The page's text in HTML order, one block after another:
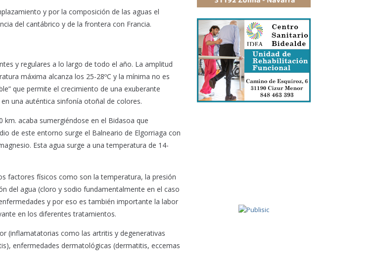
y por la composición de las aguas el
del cantábrico y de la frontera con Francia.
y regulares a lo largo de todo el año. La amplitud
máxima alcanza los 25-28ºC y la mínima no es
que permite el crecimiento de una exuberante
una auténtica sinfonía otoñal de colores.
km. acaba sumergiéndose en el Bidasoa que
de este entorno surge el Balneario de Elgorriaga con
Esta agua surge a una temperatura de 14-
factores físicos como son la temperatura, la presión
del agua (cloro y sodio fundamentalmente en el caso
y por eso es también importante la labor
en los diferentes tratamientos.
(inflamatatorias como las artritis y degenerativas
enfermedades dermatológicas (dermatitis, eccemas